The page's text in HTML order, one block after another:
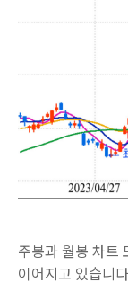
주봉과 월봉 차트
이어지고 있습니